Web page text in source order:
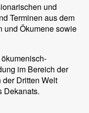
und
Terminen aus dem
und Ökumene sowie
im Bereich der
Dritten Welt
Dekanats.